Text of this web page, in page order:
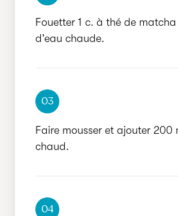
Fouetter 1 c. à thé de
d’eau chaude.
03
Faire mousser et ajouter 200
chaud.
04